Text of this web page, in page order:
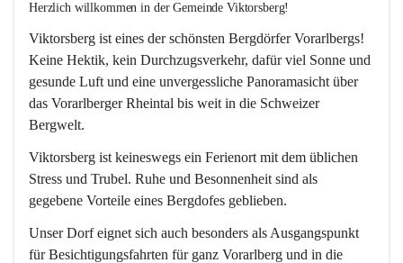
Herzlich willkommen in der Gemeinde Viktorsberg!
Viktorsberg ist eines der schönsten Bergdörfer Vorarlbergs!
Keine Hektik, kein Durchzugsverkehr, dafür viel Sonne und
gesunde Luft und eine unvergessliche Panoramasicht über
das Vorarlberger Rheintal bis weit in die Schweizer
Bergwelt.
Viktorsberg ist keineswegs ein Ferienort mit dem üblichen
Stress und Trubel. Ruhe und Besonnenheit sind als
gegebene Vorteile eines Bergdofes geblieben.
Unser Dorf eignet sich auch besonders als Ausgangspunkt
für Besichtigungsfahrten für ganz Vorarlberg und in die